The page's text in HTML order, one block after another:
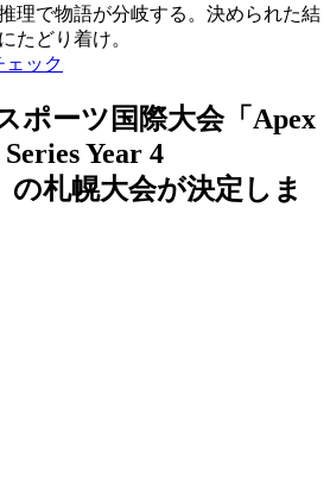
理で物語が分岐する。決められた結
たどり着け。
ェック
ポーツ国際大会「Apex
Year 4
の札幌大会が決定しま